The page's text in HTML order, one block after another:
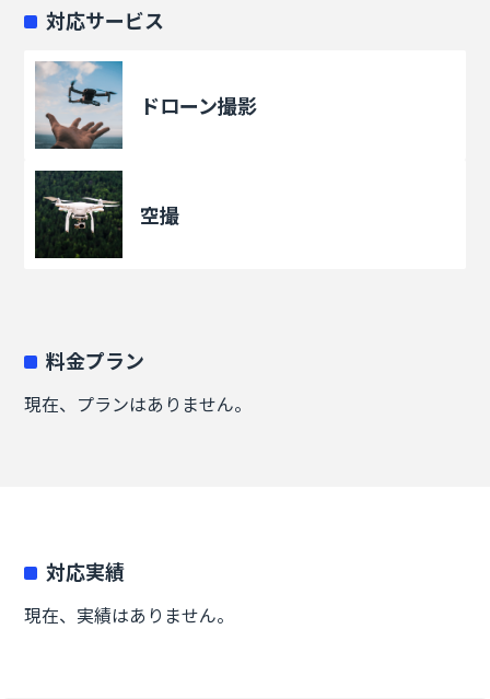
対応サービス
ドローン撮影
空撮
料金プラン
現在、プランはありません。
対応実績
現在、実績はありません。